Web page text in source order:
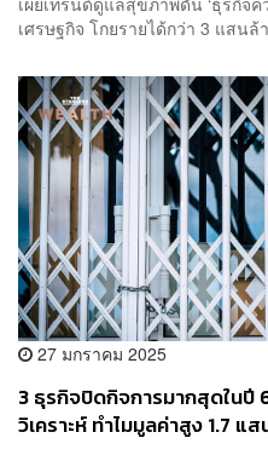
เศรษฐกิจ โกยรายได้กว่า 3 แสนล้
27 มกราคม 2025
3 ธุรกิจปิดกิจการมากสุดในปี
วิเคราะห์ ทำไมมูลค่าสูง 1.7